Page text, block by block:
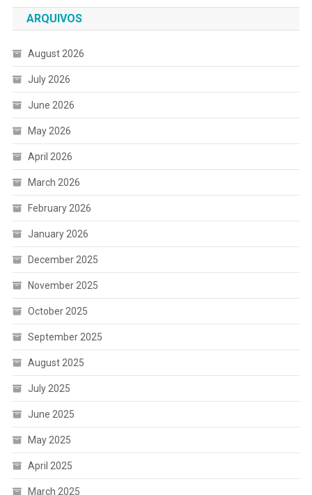
ARQUIVOS
August 2026
July 2026
June 2026
May 2026
April 2026
March 2026
February 2026
January 2026
December 2025
November 2025
October 2025
September 2025
August 2025
July 2025
June 2025
May 2025
April 2025
March 2025